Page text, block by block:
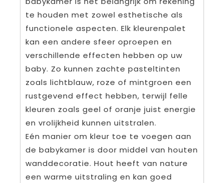
te houden met zowel esthetische als
functionele aspecten. Elk kleurenpalet
kan een andere sfeer oproepen en
verschillende effecten hebben op uw
baby. Zo kunnen zachte pasteltinten
zoals lichtblauw, roze of mintgroen een
rustgevend effect hebben, terwijl felle
kleuren zoals geel of oranje juist energie
en vrolijkheid kunnen uitstralen.
Eén manier om kleur toe te voegen aan
de babykamer is door middel van houten
wanddecoratie. Hout heeft van nature
een warme uitstraling en kan goed